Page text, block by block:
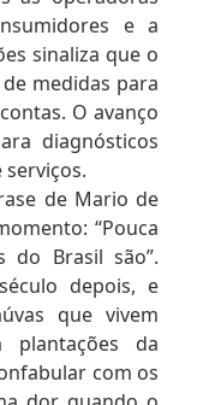
e a
sinaliza que o
medidas para
O avanço
diagnósticos
serviços.
de Mario de
“Pouca
do Brasil são”.
depois, e
que vivem
plantações da
com os